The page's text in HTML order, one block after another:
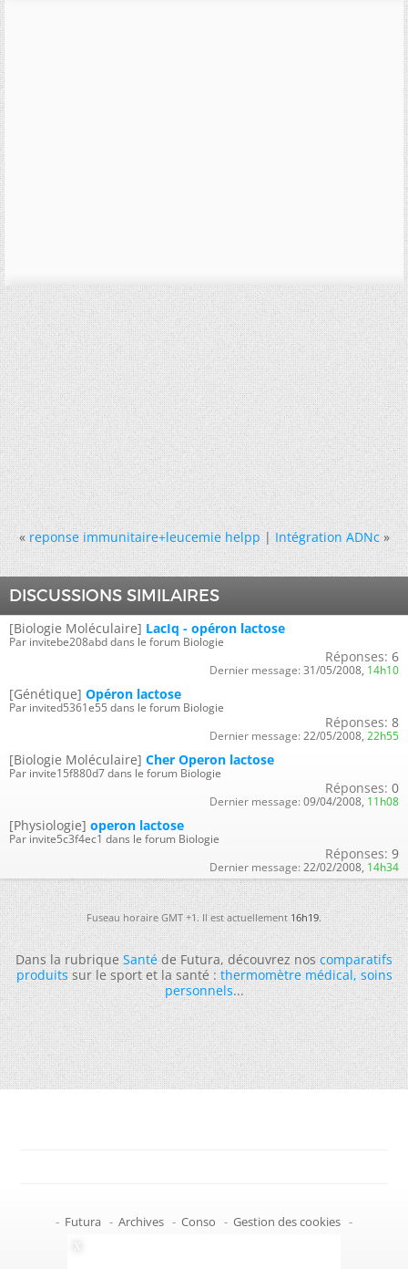
« reponse immunitaire+leucemie helpp|Intégration ADNc »
DISCUSSIONS SIMILAIRES
[Biologie Moléculaire] LacIq - opéron lactose
Par invitebe208abd dans le forum Biologie
Réponses: 6
Dernier message: 31/05/2008, 14h10
[Génétique] Opéron lactose
Par invited5361e55 dans le forum Biologie
Réponses: 8
Dernier message: 22/05/2008, 22h55
[Biologie Moléculaire] Cher Operon lactose
Par invite15f880d7 dans le forum Biologie
Réponses: 0
Dernier message: 09/04/2008, 11h08
[Physiologie] operon lactose
Par invite5c3f4ec1 dans le forum Biologie
Réponses: 9
Dernier message: 22/02/2008, 14h34
Fuseau horaire GMT +1. Il est actuellement16h19.
Dans la rubriqueSantéde Futura, découvrez noscomparatifs
produitssur le sport et la santé :thermomètre médical,soins
personnels...
- Futura - Archives - Conso - Gestion des cookies -